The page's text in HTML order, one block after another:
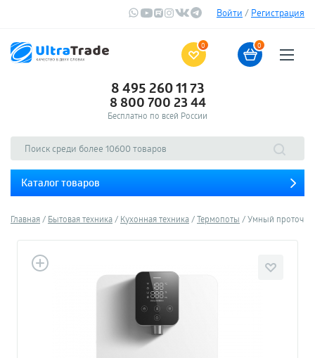
Войти / Регистрация
0 0
8 495 260 11 73
8 800 700 23 44
Бесплатно по всей России
Каталог товаров
Главная Бытовая техника Кухонная техника Термопоты Умный